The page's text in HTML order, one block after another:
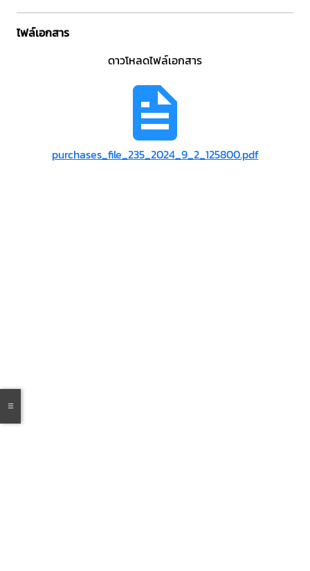
ไฟล์เอกสาร
ดาวโหลดไฟล์เอกสาร
purchases_file_235_2024_9_2_125800.pdf